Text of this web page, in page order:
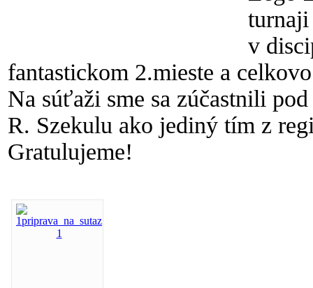
turnaji
v
fantastickom 2.mieste a
Na súťaži sme sa zúčastnili
R. Szekulu ako jediný tím z
Gratulujeme!